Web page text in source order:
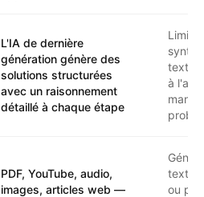
L'IA de dernière
génération génère des
solutions structurées
avec un raisonnement
détaillé à chaque étape
Limité
texte
à
PDF, YouTube, audio,
images, articles web —
texte
ou